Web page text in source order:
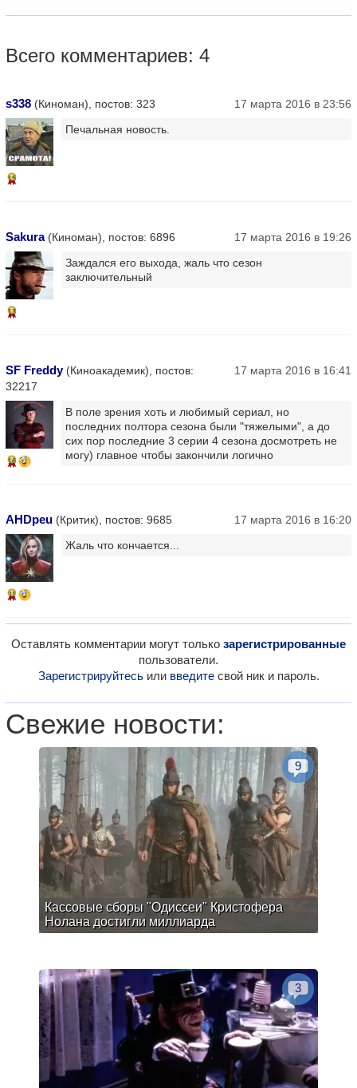
Всего комментариев: 4
s338 (Киноман), постов: 323 17 марта 2016 в 23:56
15
Печальная новость.
Sakura(Киноман), постов: 6896 17 марта 2016 в 19:26
13
Заждался его выхода, жаль что сезон
заключительный
SF Freddy(Киноакадемик), постов:
32217
17 марта 2016 в 16:41
16
В поле зрения хоть и любимый сериал, но
последних полтора сезона были "тяжелыми", а до
сих пор последние 3 серии 4 сезона досмотреть не
могу) главное чтобы закончили логично
AHDpeu (Критик), постов: 9685 17 марта 2016 в 16:20
11
Жаль что кончается...
Оставлять комментарии могут только зарегистрированные
пользователи.
Зарегистрируйтесьили введитесвой ник и пароль.
Свежие новости:
Кассовые сборы "Одиссеи" Кристофера
Нолана достигли миллиарда
9
3